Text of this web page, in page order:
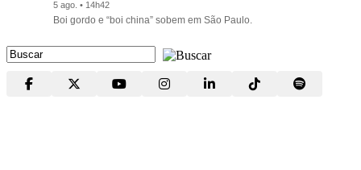
5 ago. • 14h42
Boi gordo e “boi china” sobem em São Paulo.